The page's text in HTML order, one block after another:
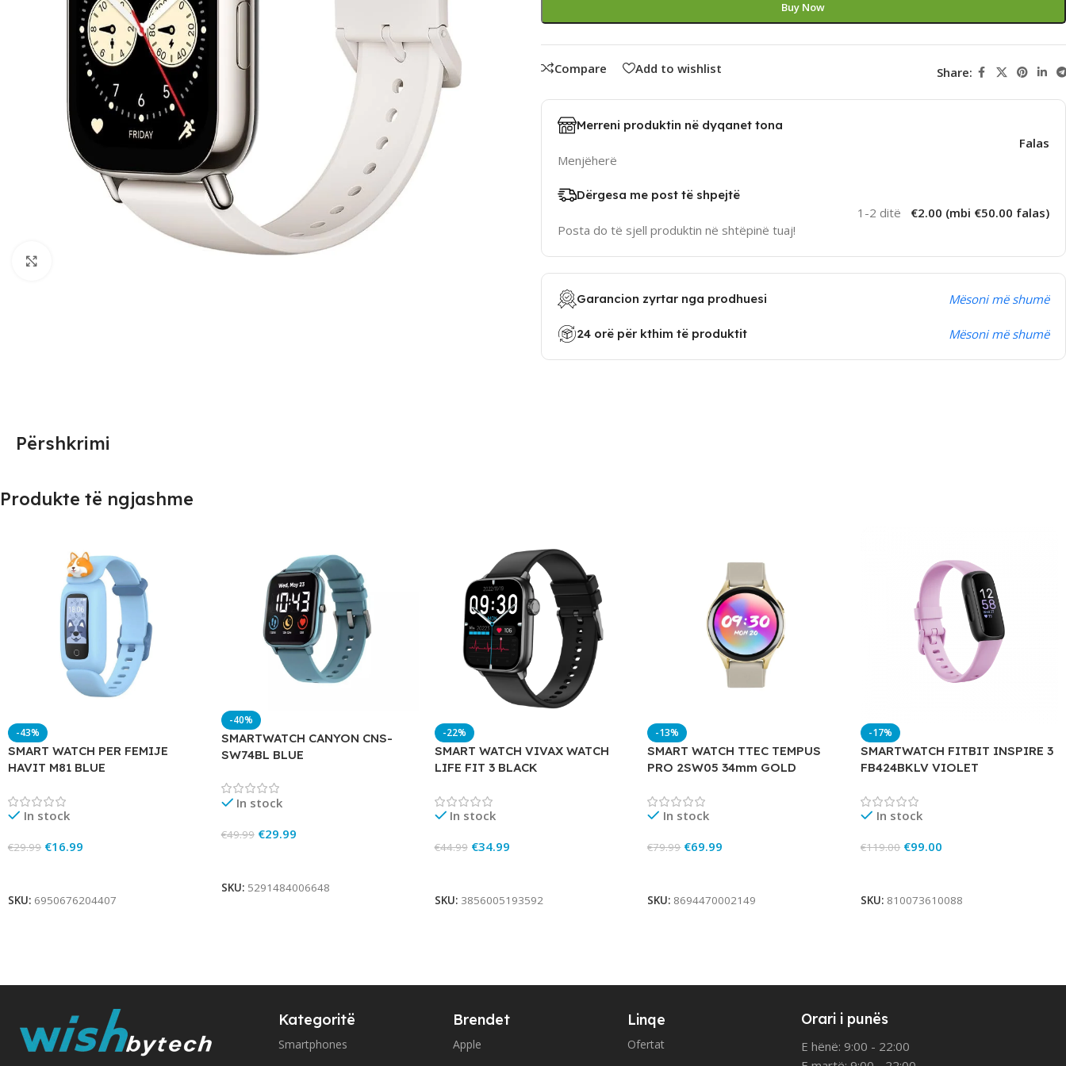
Buy Now
Compare Add to wishlist Share:
Merreni produktin në dyqanet tona
Menjëherë
Falas
Dërgesa me post të shpejtë
Posta do të sjell produktin në shtëpinë tuaj!
1-2 ditë €2.00 (mbi €50.00 falas)
Garancion zyrtar nga prodhuesi Mësoni më shumë
24 orë për kthim të produktit Mësoni më shumë
Përshkrimi
Produkte të ngjashme
-43%
SMART WATCH PER FEMIJE
HAVIT M81 BLUE
In stock
€29.99 €16.99
SKU: 6950676204407
-40%
SMARTWATCH CANYON CNS-
SW74BL BLUE
In stock
€49.99 €29.99
SKU: 5291484006648
-22%
SMART WATCH VIVAX WATCH
LIFE FIT 3 BLACK
In stock
€44.99 €34.99
SKU: 3856005193592
-13%
SMART WATCH TTEC TEMPUS
PRO 2SW05 34mm GOLD
In stock
€79.99 €69.99
SKU: 8694470002149
-17%
SMARTWATCH FITBIT INSPIRE 3
FB424BKLV VIOLET
In stock
€119.00 €99.00
SKU: 810073610088
Kategoritë
Smartphones
Brendet
Apple
Linqe
Ofertat
Orari i punës
E hënë: 9:00 - 22:00